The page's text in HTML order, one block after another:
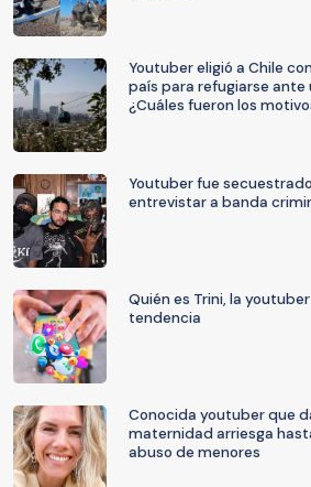
Youtuber eligió a Chile
país para refugiarse ante
¿Cuáles fueron los
Youtuber fue
entrevistar a banda
Quién es Trini, la
tendencia
Conocida youtuber que
maternidad arriesga
abuso de menores